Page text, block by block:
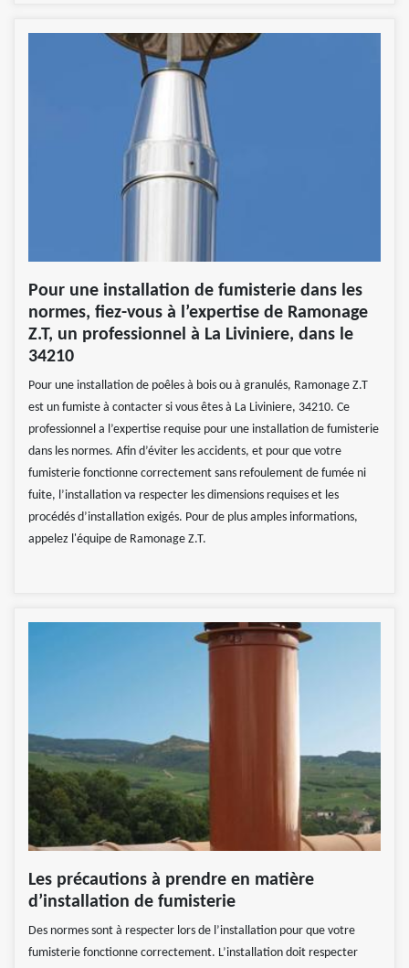
Pour une installation de fumisterie dans les
normes, fiez-vous à l’expertise de Ramonage
Z.T, un professionnel à La Liviniere, dans le
34210
Pour une installation de poêles à bois ou à granulés, Ramonage Z.T
est un fumiste à contacter si vous êtes à La Liviniere, 34210. Ce
professionnel a l’expertise requise pour une installation de fumisterie
dans les normes. Afin d’éviter les accidents, et pour que votre
fumisterie fonctionne correctement sans refoulement de fumée ni
fuite, l’installation va respecter les dimensions requises et les
procédés d’installation exigés. Pour de plus amples informations,
appelez l'équipe de Ramonage Z.T.
Les précautions à prendre en matière
d’installation de fumisterie
Des normes sont à respecter lors de l’installation pour que votre
fumisterie fonctionne correctement. L’installation doit respecter